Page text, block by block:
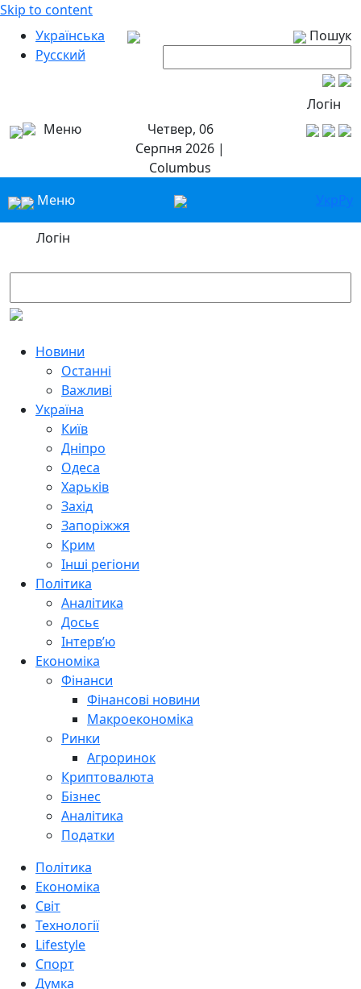
Skip to content
Українська
Русский
Пошук
Логін
Меню
Четвер, 06
Серпня 2026 |
Columbus
Меню
УкрРу
Логін
Новини
Останні
Важливі
Україна
Київ
Дніпро
Одеса
Харьків
Захід
Запоріжжя
Крим
Інші регіони
Політика
Аналітика
Досьє
Інтерв’ю
Економіка
Фінанси
Фінансові новини
Макроекономіка
Ринки
Агроринок
Криптовалюта
Бізнес
Аналітика
Податки
Політика
Економіка
Світ
Технології
Lifestyle
Спорт
Думка